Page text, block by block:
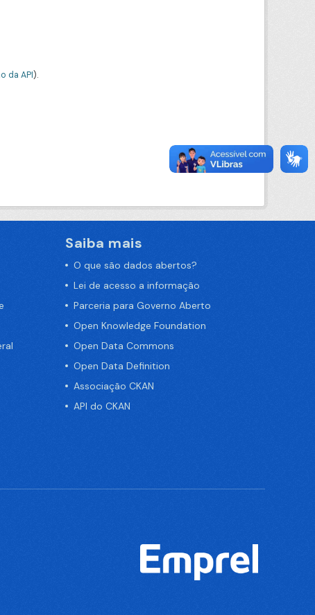
da API).
Saiba mais
O que são dados abertos?
Lei de acesso a informação
Parceria para Governo Aberto
Open Knowledge Foundation
Open Data Commons
Open Data Definition
Associação CKAN
API do CKAN